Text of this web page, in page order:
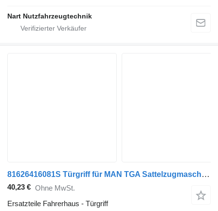
Nart Nutzfahrzeugtechnik
81626416081S Türgriff für MAN TGA Sattelzugmaschine
40,23 € Ohne MwSt.
Ersatzteile Fahrerhaus - Türgriff